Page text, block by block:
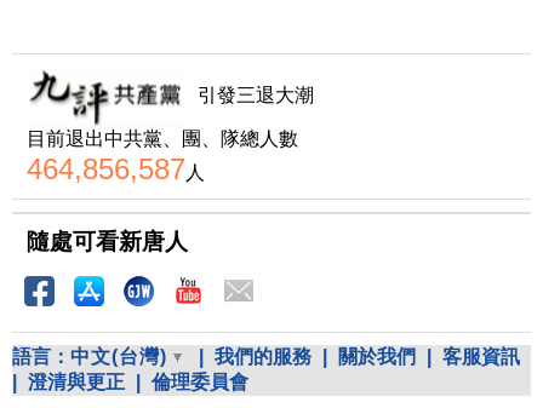
引發三退大潮
目前退出中共黨、團、隊總人數
464,856,587人
隨處可看新唐人
語言： 中文(台灣) 我們的服務 關於我們
客服資訊
澄清與更正 倫理委員會